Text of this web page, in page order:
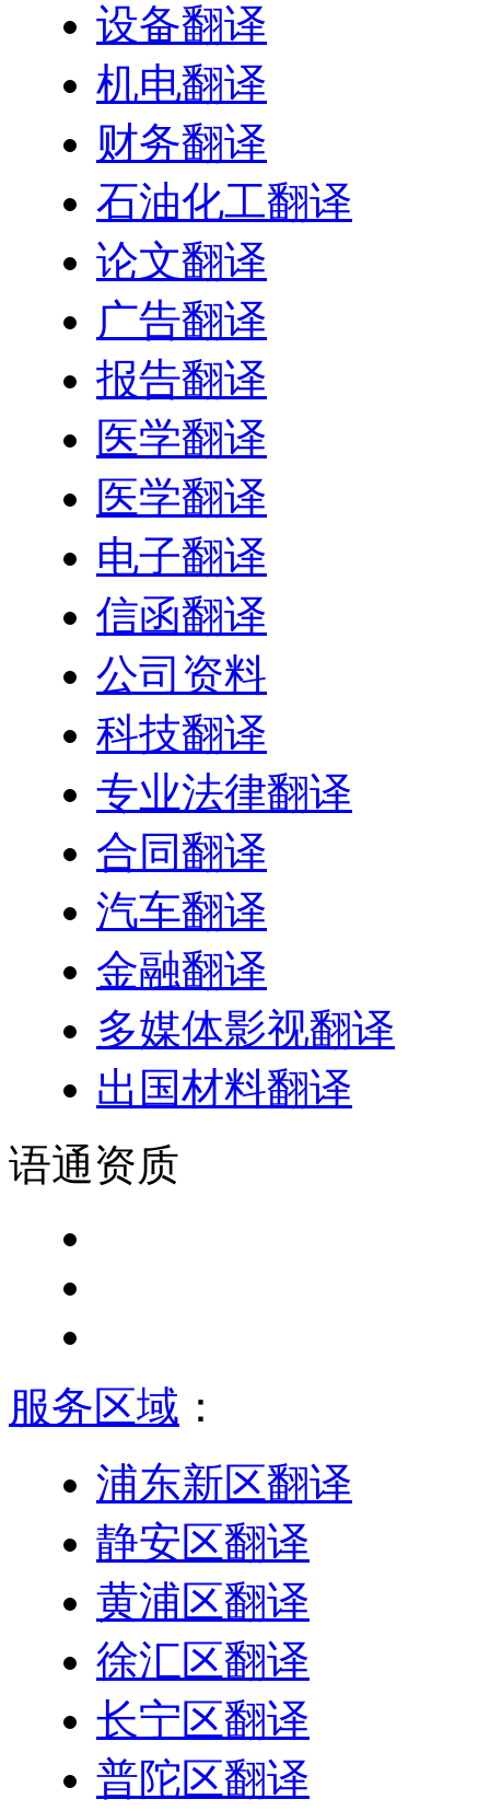
设备翻译
机电翻译
财务翻译
石油化工翻译
论文翻译
广告翻译
报告翻译
医学翻译
医学翻译
电子翻译
信函翻译
公司资料
科技翻译
专业法律翻译
合同翻译
汽车翻译
金融翻译
多媒体影视翻译
出国材料翻译
语通资质
服务区域 ：
浦东新区翻译
静安区翻译
黄浦区翻译
徐汇区翻译
长宁区翻译
普陀区翻译